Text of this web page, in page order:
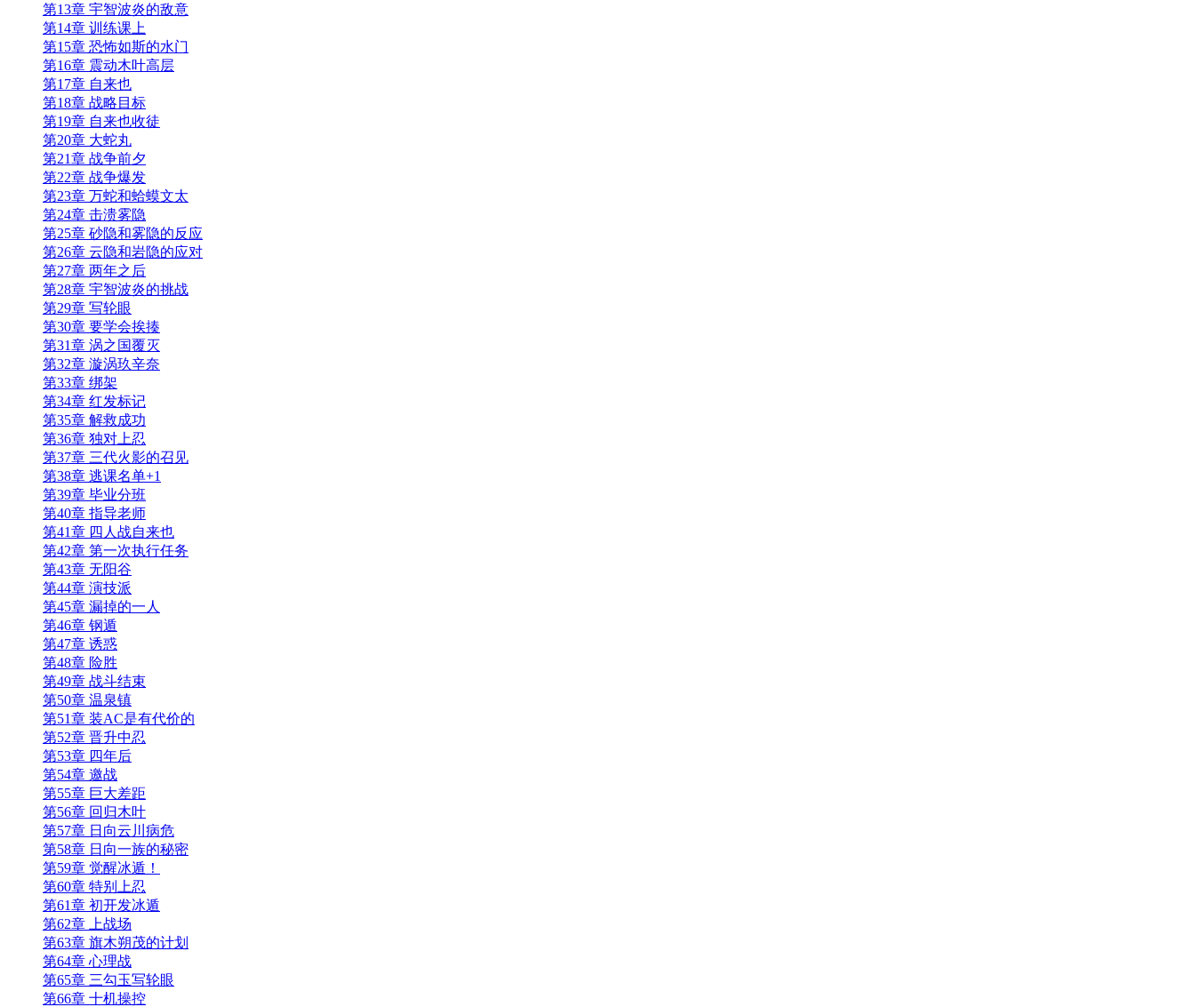
第13章 宇智波炎的敌意
第14章 训练课上
第15章 恐怖如斯的水门
第16章 震动木叶高层
第17章 自来也
第18章 战略目标
第19章 自来也收徒
第20章 大蛇丸
第21章 战争前夕
第22章 战争爆发
第23章 万蛇和蛤蟆文太
第24章 击溃雾隐
第25章 砂隐和雾隐的反应
第26章 云隐和岩隐的应对
第27章 两年之后
第28章 宇智波炎的挑战
第29章 写轮眼
第30章 要学会挨揍
第31章 涡之国覆灭
第32章 漩涡玖辛奈
第33章 绑架
第34章 红发标记
第35章 解救成功
第36章 独对上忍
第37章 三代火影的召见
第38章 逃课名单+1
第39章 毕业分班
第40章 指导老师
第41章 四人战自来也
第42章 第一次执行任务
第43章 无阳谷
第44章 演技派
第45章 漏掉的一人
第46章 钢遁
第47章 诱惑
第48章 险胜
第49章 战斗结束
第50章 温泉镇
第51章 装AC是有代价的
第52章 晋升中忍
第53章 四年后
第54章 邀战
第55章 巨大差距
第56章 回归木叶
第57章 日向云川病危
第58章 日向一族的秘密
第59章 觉醒冰遁！
第60章 特别上忍
第61章 初开发冰遁
第62章 上战场
第63章 旗木朔茂的计划
第64章 心理战
第65章 三勾玉写轮眼
第66章 十机操控